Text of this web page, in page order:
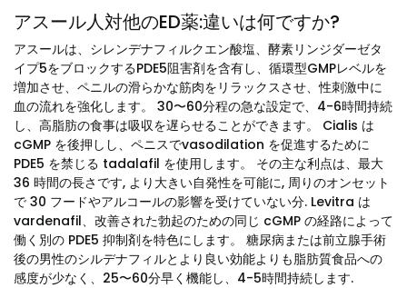
アスール人対他のED薬:違いは何ですか?
アスールは、シレンデナフィルクエン酸塩、酵素リンジダーゼタ
イプ5をブロックするPDE5阻害剤を含有し、循環型GMPレベルを
増加させ、ペニルの滑らかな筋肉をリラックスさせ、性刺激中に
血の流れを強化します。 30〜60分程の急な設定で、4-6時間持続
し、高脂肪の食事は吸収を遅らせることができます。 Cialis は
cGMP を後押しし、ペニスでvasodilation を促進するために
PDE5 を禁じる tadalafil を使用します。 その主な利点は、最大
36 時間の長さです, より大きい自発性を可能に, 周りのオンセット
で 30 フードやアルコールの影響を受けていない分. Levitra は
vardenafil、改善された勃起のための同じ cGMP の経路によって
働く別の PDE5 抑制剤を特色にします。 糖尿病または前立腺手術
後の男性のシルデナフィルとより良い効能よりも脂肪質食品への
感度が少なく、25〜60分早く機能し、4-5時間持続します.